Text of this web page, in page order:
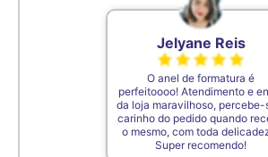
Jelyane Reis
O anel de formatura é
perfeitoooo! Atendimento e
da loja maravilhoso, percebe-
carinho do pedido quando
o mesmo, com toda
Super recomendo!